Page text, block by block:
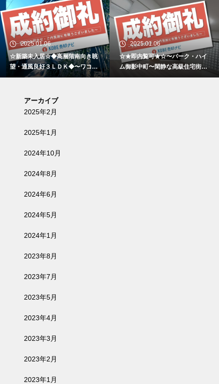
2025.01.06
☆新築未入居☆◆高層階南向き眺
望・通風良好３ＬＤＫ◆〜ワコー
レシティ神戸元町〜
2025.01.06
☆★即内覧可★☆〜パーク・ハイ
ム御影中町〜閑静な高級住宅街と
大型商業施設の利便性が両立した
アーカイブ
2025年2月
2025年1月
2024年10月
2024年8月
2024年6月
2024年5月
2024年1月
2023年8月
2023年7月
2023年5月
2023年4月
2023年3月
2023年2月
2023年1月